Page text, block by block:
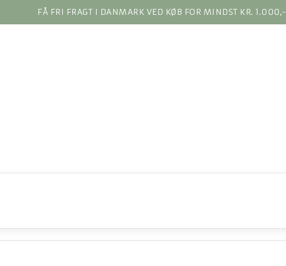
FÅ FRI FRAGT I DANMARK VED KØB FOR MINDST KR. 1.000,-